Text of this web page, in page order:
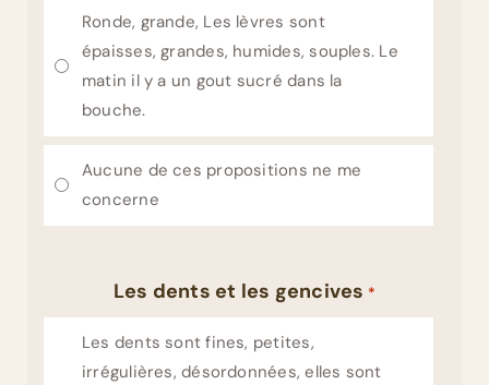
Ronde, grande, Les lèvres sont
épaisses, grandes, humides, souples. Le
matin il y a un gout sucré dans la
bouche.
Aucune de ces propositions ne me
concerne
Les dents et les gencives *
Les dents sont fines, petites,
irrégulières, désordonnées, elles sont